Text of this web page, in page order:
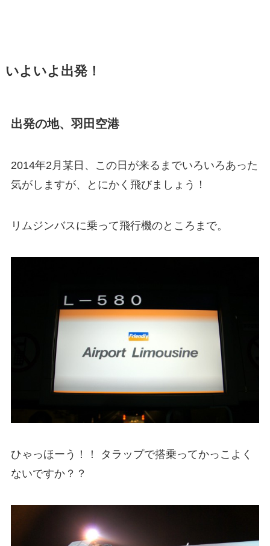
いよいよ出発！
出発の地、羽田空港
2014年2月某日、この日が来るまでいろいろあった
気がしますが、とにかく飛びましょう！
リムジンバスに乗って飛行機のところまで。
ひゃっほーう！！ タラップで搭乗ってかっこよく
ないですか？？